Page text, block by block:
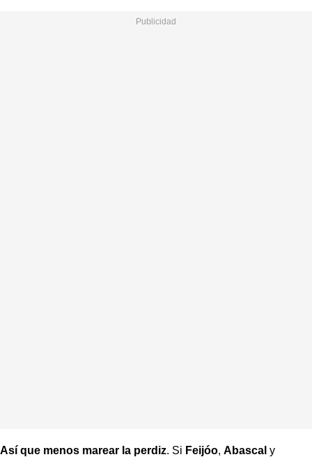
Así que menos marear la perdiz. Si Feijóo, Abascal y